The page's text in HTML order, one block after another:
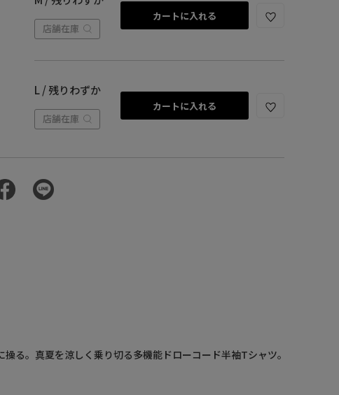
店舗在庫
カートに入れる
L / 残りわずか
店舗在庫
カートに入れる
操る。真夏を涼しく乗り切る多機能ドローコード半袖Tシャツ。